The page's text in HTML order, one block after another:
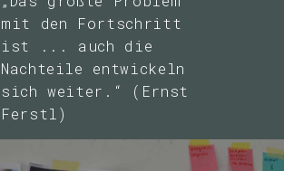
mit den Fortschritt
ist ... auch die
Nachteile entwickeln
sich weiter.“ (Ernst
Ferstl)